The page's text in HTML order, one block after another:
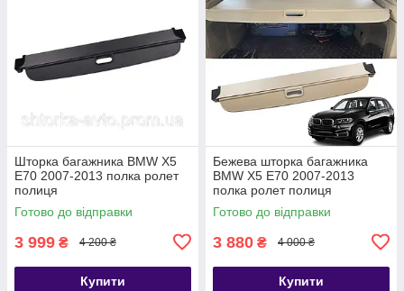
Шторка багажника BMW X5
E70 2007-2013 полка ролет
полиця
Готово до відправки
3 999 ₴ 4 200 ₴
Купити
Бежева шторка багажника
BMW X5 E70 2007-2013
полка ролет полиця
Готово до відправки
3 880 ₴ 4 000 ₴
Купити